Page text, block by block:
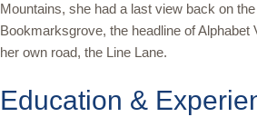
Mountains, she had a last view back on
Bookmarksgrove, the headline of Alphabet
her own road, the Line Lane.
Education &